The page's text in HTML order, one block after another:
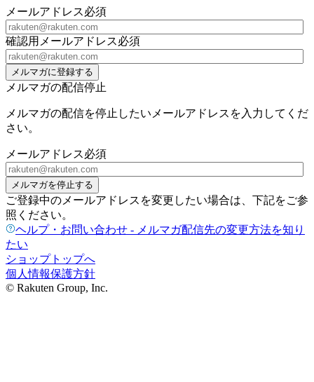
メールアドレス必須
確認用メールアドレス必須
メルマガに登録する
メルマガの配信停止
メルマガの配信を停止したいメールアドレスを入力してくだ
さい。
メールアドレス必須
メルマガを停止する
ご登録中のメールアドレスを変更したい場合は、下記をご参
照ください。
ヘルプ・お問い合わせ - メルマガ配信先の変更方法を知り
たい
ショップトップへ
個人情報保護方針
© Rakuten Group, Inc.